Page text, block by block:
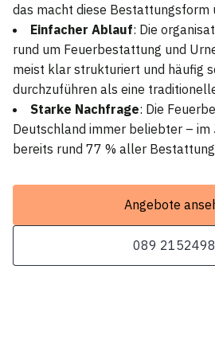
das macht diese Bestattungsform
Einfacher Ablauf: Die
rund um Feuerbestattung und
meist klar strukturiert und häufig
durchzuführen als eine
Starke Nachfrage: Die
Deutschland immer beliebter –
bereits rund 77 % aller
Angebote
089